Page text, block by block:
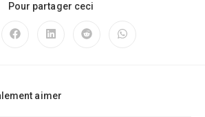
Pour partager ceci
aimer